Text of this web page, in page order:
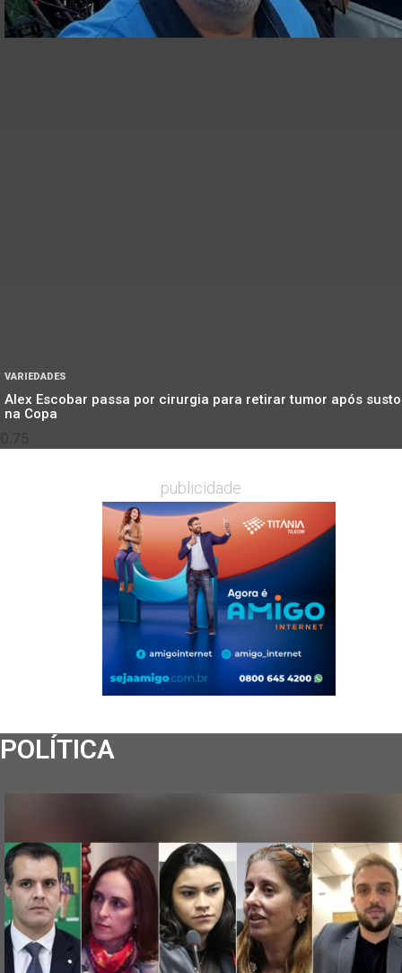
VARIEDADES
Alex Escobar passa por cirurgia para retirar tumor após susto
na Copa
publicidade
POLÍTICA